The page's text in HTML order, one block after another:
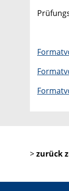
>zurück